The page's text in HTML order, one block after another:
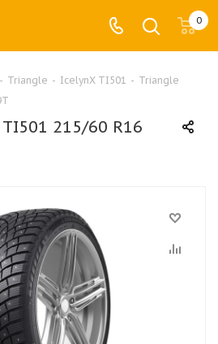
0
- Triangle - IcelynX TI501 - Triangle
215/60 R16